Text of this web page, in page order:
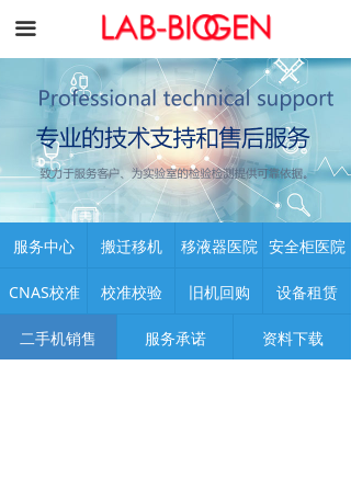
끀
服务中心 搬迁移机 移液器医院 安全柜医院
CNAS校准 校准校验 旧机回购 设备租赁
二手机销售 服务承诺 资料下载